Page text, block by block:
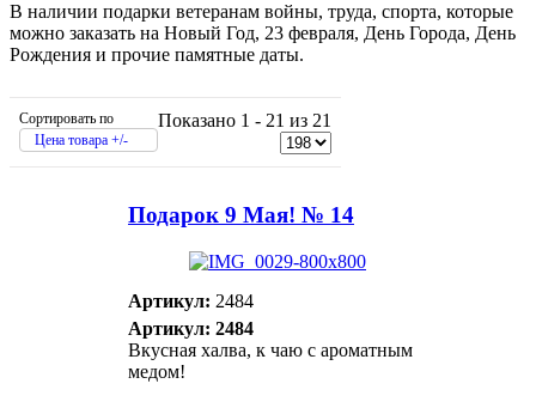
В наличии подарки ветеранам войны, труда, спорта, которые
можно заказать на Новый Год, 23 февраля, День Города, День
Рождения и прочие памятные даты.
Сортировать по
Цена товара +/-
Показано 1 - 21 из 21
Подарок 9 Мая! № 14
Артикул: 2484
Артикул: 2484
Вкусная халва, к чаю с ароматным
медом!